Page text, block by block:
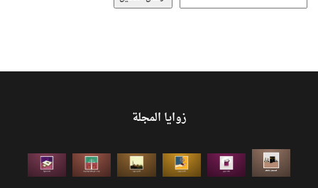
زوايا المجلة